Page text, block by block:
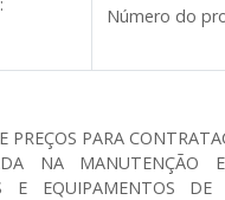
Número do
PREÇOS PARA
NA MANUTENÇÃO
E EQUIPAMENTOS DE